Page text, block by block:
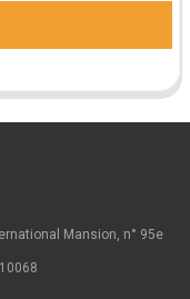
Mansion, n° 95e